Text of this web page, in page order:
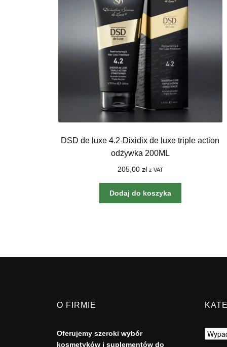
DSD de luxe 4.2-Dixidix de luxe triple action
odżywka 200ML
205,00 zł z VAT
Dodaj do koszyka
O FIRMIE
Oferujemy szeroki wybór
kosmetyków i suplementów do